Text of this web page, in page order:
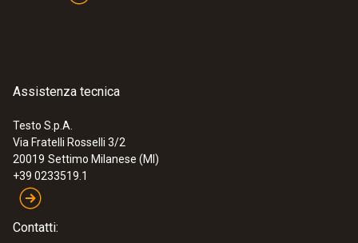
Assistenza tecnica
Testo S.p.A.
Via Fratelli Rosselli 3/2
20019 Settimo Milanese (MI)
+39 0233519.1
Contatti: